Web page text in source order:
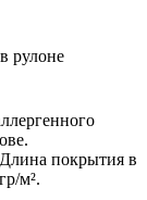
рулоне
покрытия в
м².